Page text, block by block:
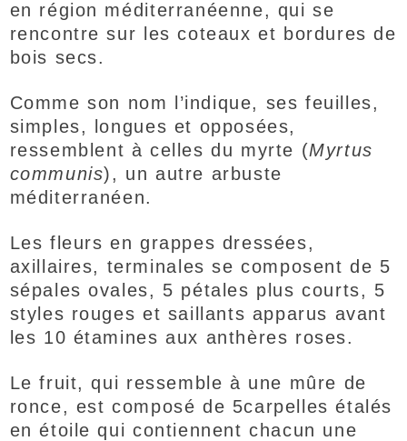
en région méditerranéenne, qui se
rencontre sur les coteaux et bordures de
bois secs.
Comme son nom l’indique, ses feuilles,
simples, longues et opposées,
ressemblent à celles du myrte (Myrtus
communis), un autre arbuste
méditerranéen.
Les fleurs en grappes dressées,
axillaires, terminales se composent de 5
sépales ovales, 5 pétales plus courts, 5
styles rouges et saillants apparus avant
les 10 étamines aux anthères roses.
Le fruit, qui ressemble à une mûre de
ronce, est composé de 5carpelles étalés
en étoile qui contiennent chacun une